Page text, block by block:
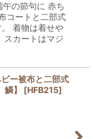
の節句に 赤ち
コートと二部式
着物は着せや
スカートはマジ
ー被布と二部式
】
[HFB215]